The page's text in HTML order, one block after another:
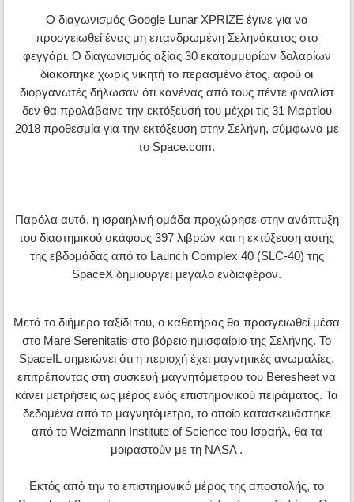
Ο διαγωνισμός Google Lunar XPRIZE έγινε για να
προσγειωθεί ένας μη επανδρωμένη Σεληνάκατος στο
φεγγάρι. Ο διαγωνισμός αξίας 30 εκατομμυρίων δολαρίων
διακόπηκε χωρίς νικητή το περασμένο έτος, αφού οι
διοργανωτές δήλωσαν ότι κανένας από τους πέντε φιναλίστ
δεν θα προλάβαινε την εκτόξευσή του μέχρι τις 31 Μαρτίου
2018 προθεσμία για την εκτόξευση στην Σελήνη, σύμφωνα με
το Space.com.
Παρόλα αυτά, η ισραηλινή ομάδα προχώρησε στην ανάπτυξη
του διαστημικού σκάφους 397 λιβρών και η εκτόξευση αυτής
της εβδομάδας από το Launch Complex 40 (SLC-40) της
SpaceX δημιουργεί μεγάλο ενδιαφέρον.
Μετά το διήμερο ταξίδι του, ο καθετήρας θα προσγειωθεί μέσα
στο Mare Serenitatis στο βόρειο ημισφαίριο της Σελήνης. Το
SpaceIL σημειώνει ότι η περιοχή έχει μαγνητικές ανωμαλίες,
επιτρέποντας στη συσκευή μαγνητόμετρου του Beresheet να
κάνει μετρήσεις ως μέρος ενός επιστημονικού πειράματος. Τα
δεδομένα από το μαγνητόμετρο, το οποίο κατασκευάστηκε
από το Weizmann Institute of Science του Ισραήλ, θα τα
μοιραστούν με τη NASA .
Εκτός από την το επιστημονικό μέρος της αποστολής, το